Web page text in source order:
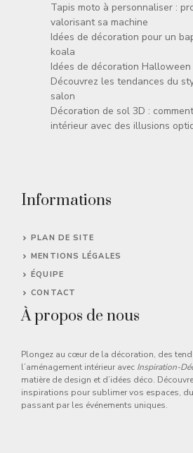
Tapis moto à personnaliser :
valorisant sa machine
Idées de décoration pour un
koala
Idées de décoration
Découvrez les tendances du
salon
Décoration de sol 3D :
intérieur avec des illusions
Informations
PLAN DE SITE
MENTIONS LÉGALES
ÉQUIPE
CONTACT
À propos de nous
Plongez au cœur de la décoration, des
l’aménagement intérieur avec Inspiration-
matière de design et d’idées déco.
inspirations pour sublimer vos espaces,
passant par les événements uniques.